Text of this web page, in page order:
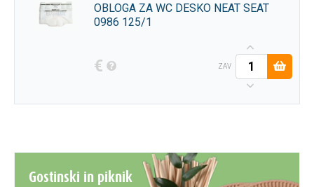
OBLOGA ZA WC DESKO NEAT SEAT
0986 125/1
€ ZAV
Gostinski in piknik